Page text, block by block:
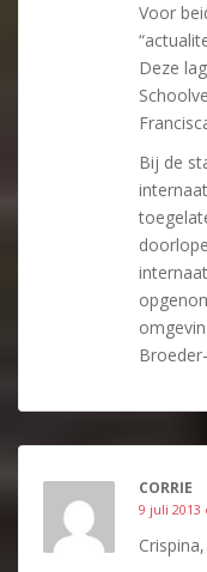
Voor
Deze
Bij de
CORRIE
9 juli 2013
Crispina,